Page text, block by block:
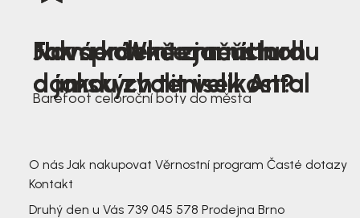
Nová kolekce jarních
dámských tenisek Antal
Jak správně změřit nohu
a jakou zvolit velikost?
Farmer Winter mustard
Barefoot celoroční boty do města
O nás Jak nakupovat Věrnostní program Časté dotazy
Kontakt
Druhý den u Vás 739 045 578 Prodejna Brno